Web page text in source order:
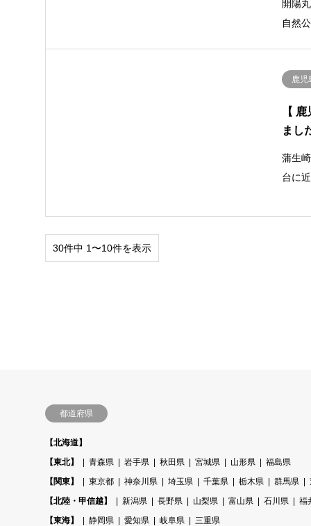
開陽
自然
鹿児
【
まし
蒲生
台に
30件中 1〜10件を表示
都道府県
【北海道】
【東北】
青森県 岩手県 秋田県 宮城県 山形県
福島県
【関東】
東京都 神奈川県 埼玉県 千葉県 栃木県 群馬県
【北陸・甲信越】
新潟県 長野県 山梨県 富山県 石川県
福
【東海】
静岡県 愛知県 岐阜県
三重県